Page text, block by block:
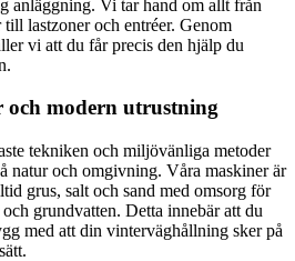
anläggning. Vi tar hand om allt från
lastzoner och entréer. Genom
vi att du får precis den hjälp du
modern utrustning
tekniken och miljövänliga metoder
natur och omgivning. Våra maskiner är
grus, salt och sand med omsorg för
grundvatten. Detta innebär att du
med att din vinterväghållning sker på